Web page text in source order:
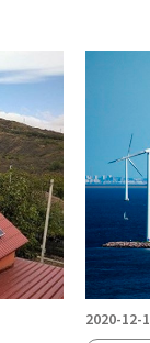
2020-12-